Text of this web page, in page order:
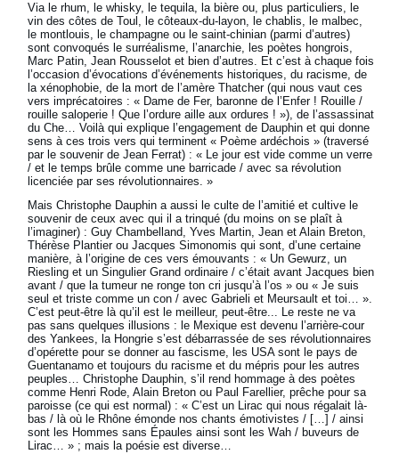
Via le rhum, le whisky, le tequila, la bière ou, plus particuliers, le
vin des côtes de Toul, le côteaux-du-layon, le chablis, le malbec,
le montlouis, le champagne ou le saint-chinian (parmi d’autres)
sont convoqués le surréalisme, l’anarchie, les poètes hongrois,
Marc Patin, Jean Rousselot et bien d’autres. Et c’est à chaque fois
l’occasion d’évocations d’événements historiques, du racisme, de
la xénophobie, de la mort de l’amère Thatcher (qui nous vaut ces
vers imprécatoires : « Dame de Fer, baronne de l’Enfer ! Rouille /
rouille saloperie ! Que l’ordure aille aux ordures ! »), de l’assassinat
du Che… Voilà qui explique l’engagement de Dauphin et qui donne
sens à ces trois vers qui terminent « Poème ardéchois » (traversé
par le souvenir de Jean Ferrat) : « Le jour est vide comme un verre
/ et le temps brûle comme une barricade / avec sa révolution
licenciée par ses révolutionnaires. »
Mais Christophe Dauphin a aussi le culte de l’amitié et cultive le
souvenir de ceux avec qui il a trinqué (du moins on se plaît à
l’imaginer) : Guy Chambelland, Yves Martin, Jean et Alain Breton,
Thérèse Plantier ou Jacques Simonomis qui sont, d’une certaine
manière, à l’origine de ces vers émouvants : « Un Gewurz, un
Riesling et un Singulier Grand ordinaire / c’était avant Jacques bien
avant / que la tumeur ne ronge ton cri jusqu’à l’os » ou « Je suis
seul et triste comme un con / avec Gabrieli et Meursault et toi… ».
C’est peut-être là qu’il est le meilleur, peut-être... Le reste ne va
pas sans quelques illusions : le Mexique est devenu l’arrière-cour
des Yankees, la Hongrie s’est débarrassée de ses révolutionnaires
d’opérette pour se donner au fascisme, les USA sont le pays de
Guentanamo et toujours du racisme et du mépris pour les autres
peuples… Christophe Dauphin, s’il rend hommage à des poètes
comme Henri Rode, Alain Breton ou Paul Farellier, prêche pour sa
paroisse (ce qui est normal) : « C’est un Lirac qui nous régalait là-
bas / là où le Rhône émonde nos chants émotivistes / […] / ainsi
sont les Hommes sans Épaules ainsi sont les Wah / buveurs de
Lirac… » ; mais la poésie est diverse…